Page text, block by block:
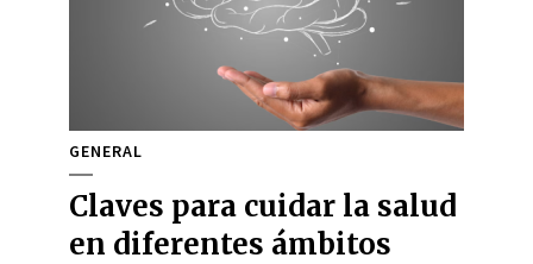
GENERAL
Claves para cuidar la salud
en diferentes ámbitos